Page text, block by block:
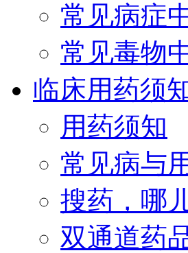
常见病症
常见毒物
临床用药须
用药须知
常见病与
搜药，哪
双通道药